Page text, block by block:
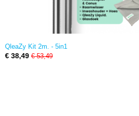
QleaZy Kit 2m. - 5in1
€ 38,49 € 53,49